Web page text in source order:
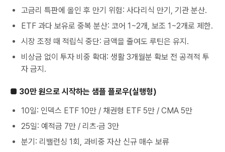
고금리 특판에 올인 후 만기 위험: 사다리식 만기, 기관 분산.
ETF 과다 보유로 중복 분산: 코어 1~2개, 보조 1~2개로 제한.
시장 조정 때 적립식 중단: 금액을 줄여도 루틴은 유지.
비상금 없이 투자 비중 확대: 생활 3개월분 확보 전 공격적 투
자 금지.
■ 30만 원으로 시작하는 샘플 플로우(실행형)
10일: 인덱스 ETF 10만 / 채권형 ETF 5만 / CMA 5만
25일: 예적금 7만 / 리츠·금 3만
분기: 리밸런싱 1회, 과비중 자산 신규 매수 보류